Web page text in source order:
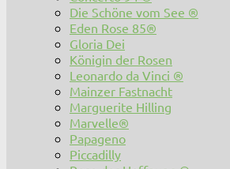
Die Schöne vom See ®
Eden Rose 85®
Gloria Dei
Königin der Rosen
Leonardo da Vinci ®
Mainzer Fastnacht
Marguerite Hilling
Marvelle®
Papageno
Piccadilly